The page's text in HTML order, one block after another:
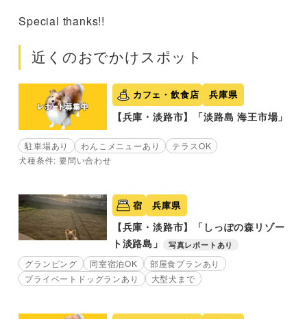
Special thanks!!
近くのおでかけスポット
カフェ・飲食店 兵庫県
【兵庫・淡路市】「淡路島 海王市場」
駐車場あり わんこメニューあり
テラスOK
犬種条件: 要問い合わせ
宿 兵庫県
【兵庫・淡路市】「しっぽの森リゾー
ト淡路島」
写真レポートあり
グランピング 同室宿泊OK
部屋食プランあり
プライベートドッグランあり
大型犬まで